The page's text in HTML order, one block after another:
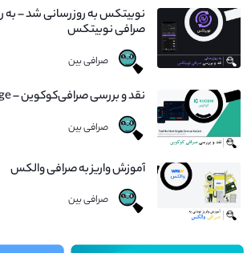
نوبیتکس به روزرسانی شد – به
صرافی نوبیتکس
صرافی بین
نقد و بررسی صرافی‌کوکوین – Kucoin Exchange
صرافی بین
آموزش واریز به صرافی والکس
صرافی بین